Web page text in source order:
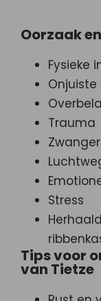
Oorzaak
Fysieke
Trauma
Stress
Tips voor
van Tietze